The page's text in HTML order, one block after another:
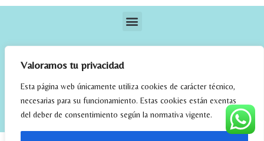
Valoramos tu privacidad
Esta página web únicamente utiliza cookies de carácter técnico,
necesarias para su funcionamiento. Estas cookies están exentas
del deber de consentimiento según la normativa vigente.
elrincondefehmi.com © 2023. Designed By W Media